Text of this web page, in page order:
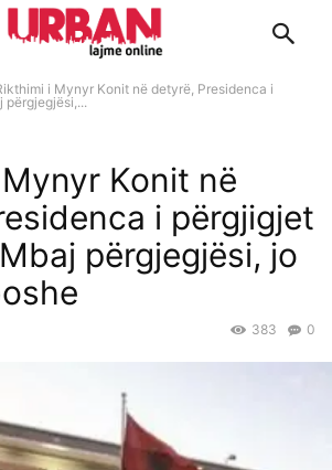
i Mynyr Konit në detyrë, Presidenca i
përgjegjësi,...
Konit në
i përgjigjet
përgjegjësi, jo
0
383